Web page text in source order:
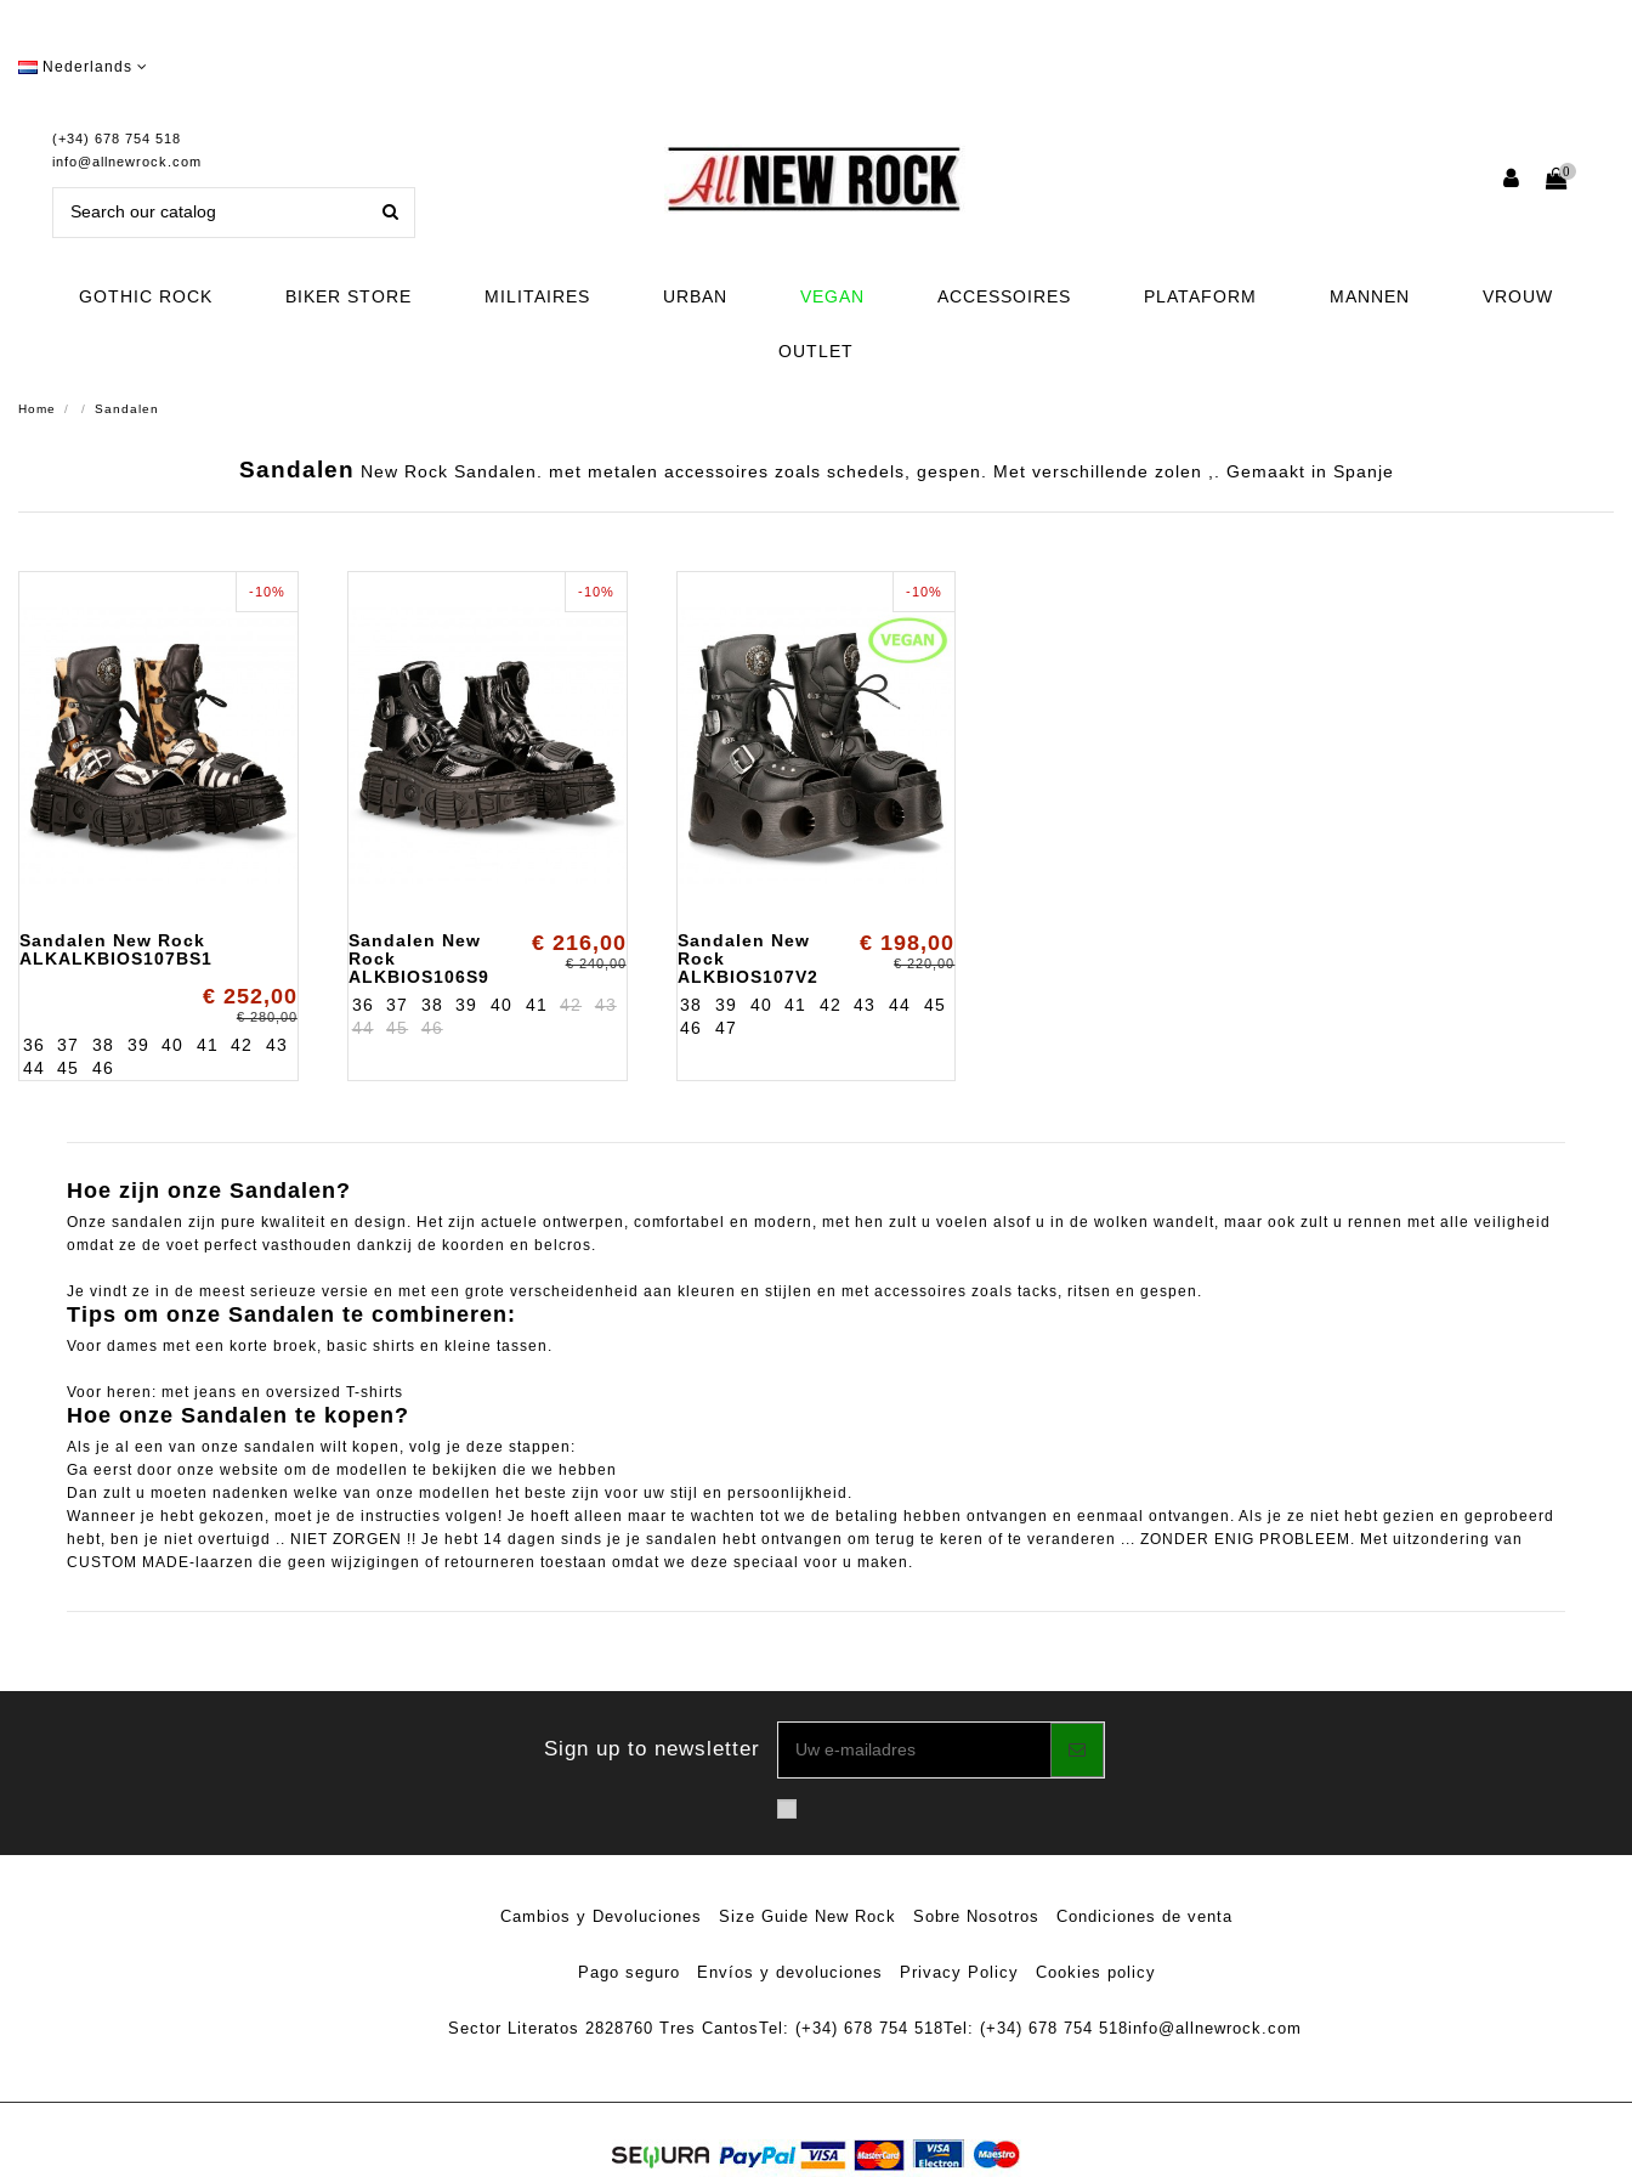
Nederlands
(+34) 678 754 518
info@allnewrock.com
0
GOTHIC ROCK BIKER STORE MILITAIRES URBAN VEGAN ACCESSOIRES PLATAFORM MANNEN VROUW
OUTLET
Home Sandalen
Sandalen New Rock Sandalen. met metalen accessoires zoals schedels, gespen. Met verschillende zolen ,. Gemaakt in Spanje
-10%
Sandalen New Rock
ALKALKBIOS107BS1
€ 252,00
€ 280,00
36 37 38 39 40 41 42
43
44
45 46
-10%
Sandalen New
Rock
ALKBIOS106S9
€ 216,00
€ 240,00
36 37 38 39 40 41 42
43
44
45 46
-10%
Sandalen New
Rock
ALKBIOS107V2
€ 198,00
€ 220,00
38 39 40 41 42 43 44
45
46
47
Hoe zijn onze Sandalen?
Onze sandalen zijn pure kwaliteit en design. Het zijn actuele ontwerpen, comfortabel en modern, met hen zult u voelen alsof u in de wolken wandelt, maar ook zult u rennen met alle veiligheid
omdat ze de voet perfect vasthouden dankzij de koorden en belcros.
Je vindt ze in de meest serieuze versie en met een grote verscheidenheid aan kleuren en stijlen en met accessoires zoals tacks, ritsen en gespen.
Tips om onze Sandalen te combineren:
Voor dames met een korte broek, basic shirts en kleine tassen.
Voor heren: met jeans en oversized T-shirts
Hoe onze Sandalen te kopen?
Als je al een van onze sandalen wilt kopen, volg je deze stappen:
Ga eerst door onze website om de modellen te bekijken die we hebben
Dan zult u moeten nadenken welke van onze modellen het beste zijn voor uw stijl en persoonlijkheid.
Wanneer je hebt gekozen, moet je de instructies volgen! Je hoeft alleen maar te wachten tot we de betaling hebben ontvangen en eenmaal ontvangen. Als je ze niet hebt gezien en geprobeerd
hebt, ben je niet overtuigd .. NIET ZORGEN !! Je hebt 14 dagen sinds je je sandalen hebt ontvangen om terug te keren of te veranderen ... ZONDER ENIG PROBLEEM. Met uitzondering van
CUSTOM MADE-laarzen die geen wijzigingen of retourneren toestaan ​​omdat we deze speciaal voor u maken.
Sign up to newsletter
Cambios y Devoluciones Size Guide New Rock Sobre Nosotros Condiciones de venta
Pago seguro Envíos y devoluciones Privacy Policy Cookies policy
Sector Literatos 2828760 Tres CantosTel: (+34) 678 754 518Tel: (+34) 678 754 518info@allnewrock.com